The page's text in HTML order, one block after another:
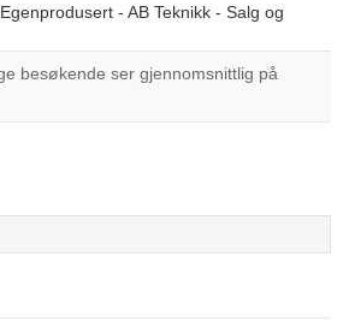
- AB Teknikk - Salg og
besøkende ser gjennomsnittlig på